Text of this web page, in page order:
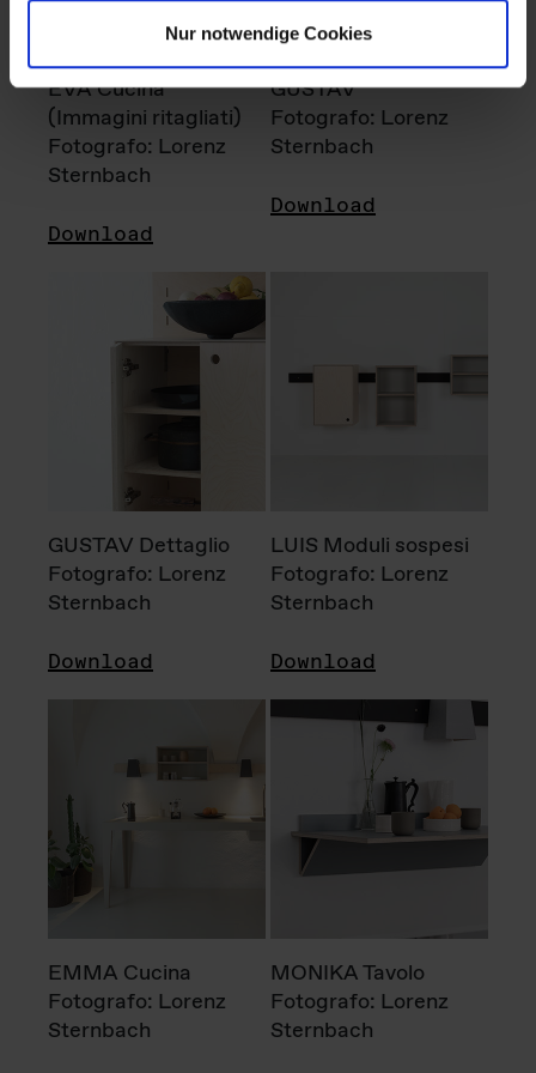
Nur notwendige Cookies
EVA Cucina
(Immagini ritagliati)
Fotografo: Lorenz
Sternbach
Download
GUSTAV
Fotografo: Lorenz
Sternbach
Download
GUSTAV Dettaglio
Fotografo: Lorenz
Sternbach
Download
LUIS Moduli sospesi
Fotografo: Lorenz
Sternbach
Download
EMMA Cucina
Fotografo: Lorenz
Sternbach
MONIKA Tavolo
Fotografo: Lorenz
Sternbach